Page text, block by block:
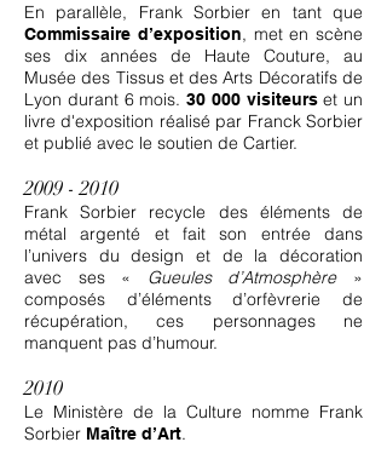
En parallèle, Frank Sorbier en tant que
Commissaire d’exposition, met en scène
ses dix années de Haute Couture, au
Musée des Tissus et des Arts Décoratifs de
Lyon durant 6 mois. 30 000 visiteurset un
livre d'exposition réalisé par Franck Sorbier
et publié avec le soutien de Cartier.
2009 - 2010
Frank Sorbier recycle des éléments de
métal argenté et fait son entrée dans
l’univers du design et de la décoration
avec ses « Gueules d’Atmosphère»
composés d’éléments d’orfèvrerie de
récupération, ces personnages ne
manquent pas d’humour.
2010
Le Ministère de la Culture nomme Frank
Sorbier Maître d’Art.